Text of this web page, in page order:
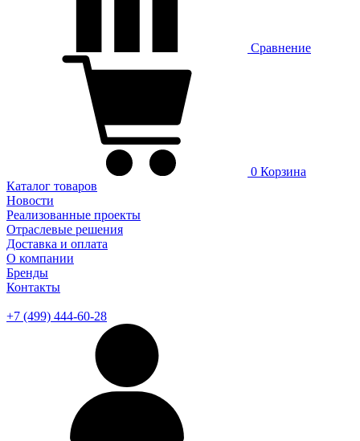
Сравнение
0 Корзина
Каталог товаров
Новости
Реализованные проекты
Отраслевые решения
Доставка и оплата
О компании
Бренды
Контакты
+7 (499) 444-60-28